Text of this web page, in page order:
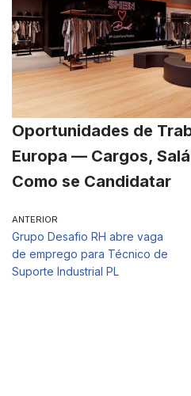
Oportunidades de
Europa — Cargos,
Como se Candidatar
ANTERIOR
Grupo Desafio RH abre vaga
de emprego para Técnico de
Suporte Industrial PL